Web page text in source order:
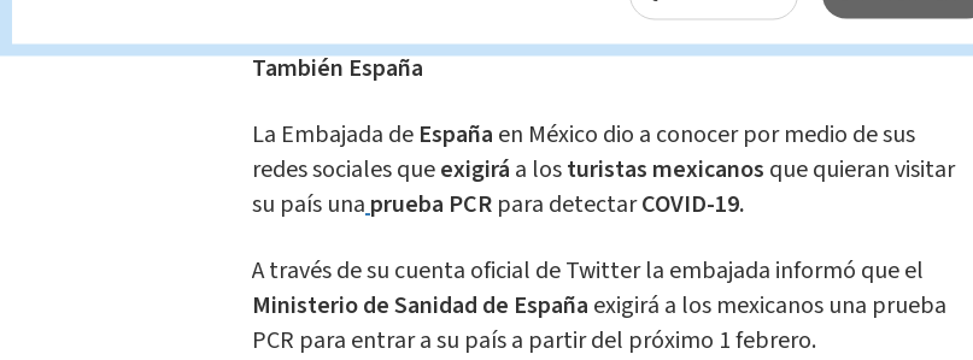
También España
La Embajada de España en México dio a conocer por medio de sus
redes sociales queexigirá a losturistas mexicanos que quieran visitar
su país unaprueba PCR para detectarCOVID-19.
A través de su cuenta oficial de Twitter la embajada informó que el
Ministerio de Sanidad de España exigirá a los mexicanos una prueba
PCR para entrar a su país a partir del próximo 1 febrero.